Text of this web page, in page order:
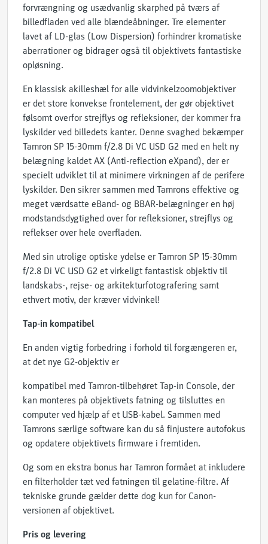
forvrængning og usædvanlig skarphed på tværs af
billedfladen ved alle blændeåbninger. Tre elementer
lavet af LD-glas (Low Dispersion) forhindrer kromatiske
aberrationer og bidrager også til objektivets fantastiske
opløsning.
En klassisk akilleshæl for alle vidvinkelzoomobjektiver
er det store konvekse frontelement, der gør objektivet
følsomt overfor strejflys og refleksioner, der kommer fra
lyskilder ved billedets kanter. Denne svaghed bekæmper
Tamron SP 15-30mm f/2.8 Di VC USD G2 med en helt ny
belægning kaldet AX (Anti-reflection eXpand), der er
specielt udviklet til at minimere virkningen af de perifere
lyskilder. Den sikrer sammen med Tamrons effektive og
meget værdsatte eBand- og BBAR-belægninger en høj
modstandsdygtighed over for refleksioner, strejflys og
reflekser over hele overfladen.
Med sin utrolige optiske ydelse er Tamron SP 15-30mm
f/2.8 Di VC USD G2 et virkeligt fantastisk objektiv til
landskabs-, rejse- og arkitekturfotografering samt
ethvert motiv, der kræver vidvinkel!
Tap-in kompatibel
En anden vigtig forbedring i forhold til forgængeren er,
at det nye G2-objektiv er
kompatibel med Tamron-tilbehøret Tap-in Console, der
kan monteres på objektivets fatning og tilsluttes en
computer ved hjælp af et USB-kabel. Sammen med
Tamrons særlige software kan du så finjustere autofokus
og opdatere objektivets firmware i fremtiden.
Og som en ekstra bonus har Tamron formået at inkludere
en filterholder tæt ved fatningen til gelatine-filtre. Af
tekniske grunde gælder dette dog kun for Canon-
versionen af objektivet.
Pris og levering